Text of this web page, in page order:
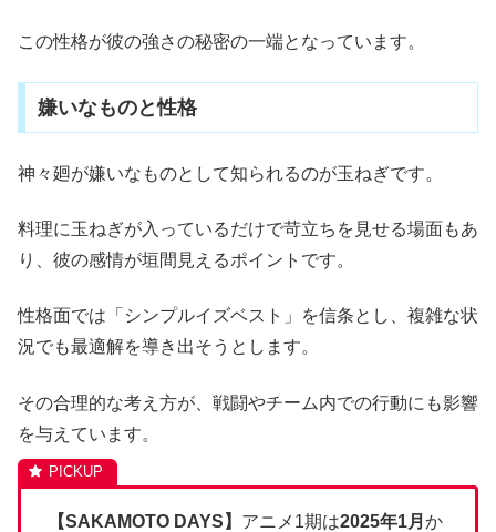
この性格が彼の強さの秘密の一端となっています。
嫌いなものと性格
神々廻が嫌いなものとして知られるのが玉ねぎです。
料理に玉ねぎが入っているだけで苛立ちを見せる場面もあ
り、彼の感情が垣間見えるポイントです。
性格面では「シンプルイズベスト」を信条とし、複雑な状
況でも最適解を導き出そうとします。
その合理的な考え方が、戦闘やチーム内での行動にも影響
を与えています。
【SAKAMOTO DAYS】 アニメ1期は2025年1月 か